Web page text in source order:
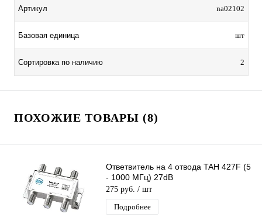
Артикул na02102
Базовая единица шт
Сортировка по наличию 2
ПОХОЖИЕ ТОВАРЫ (8)
Ответвитель на 4 отвода TAH 427F (5
- 1000 МГц) 27dB
275 руб. / шт
Подробнее